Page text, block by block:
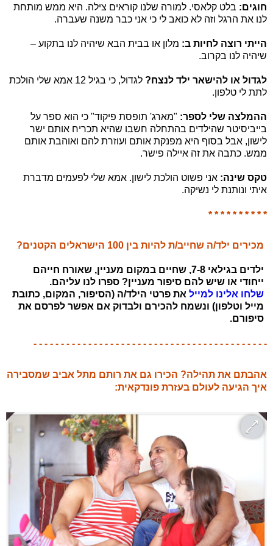
חוגים: בלט קלאסי. למורה שלנו קוראים צילה. היא ממש מותחת
לנו את הרגל וזה לא כואב לי כי אני כבר משנה שעברה.
הייתי רוצה לחיות ב: מלון או בבית הבא שיהיה לנו בתקוע –
שיהיה לנו בקרוב.
לגדול או להישאר ילד לנצח?
לגדול, כי בגיל 12 אמא שלי הולכת
לתת לי טלפון.
ההמלצה שלי לספר: "מארג' תופסת פיקוד" כי הוא ספר על
בייביסיטר שהילדים בהתחלה חשבו שהיא תכריח אותם ישר
לישון, אבל בסוף היא מפנקת אותם ועוזרת להם ואוהבת אותם
ממש. כתבה את זה איילה פישר.
טקס שינה: אני פשוט הולכת לישון. אמא שלי לפעמים מדברת
איתי ונותנת לי נשיקה.
* * * * * * * * * *
מכירים ילד/ה שחייב/ת להיות בין 100 הישראלים הקטנים ?
ילדים בגילאי 7-8, שחיים במקום מעניין, שאורח חייהם
ייחודי או שיש להם סיפור מעניין? ספרו לנו עליהם.
שלחו אלינו למיילאת פרטי הילד/ה (הסיפור, המקום, כתובת
מייל וטלפון) ונשמח להכירם ולבדוק אם אפשר לפרסם את
סיפורם.
- - - - - - - - - - - - - - - - - - - - - - - - - - - - - - - - - - - - - - - - - - -
אהבתם את תהילה? הכירו גם את רותם מתל אביב שמסבירה
איך הגיעה לעולם בעזרת פונדקאית: